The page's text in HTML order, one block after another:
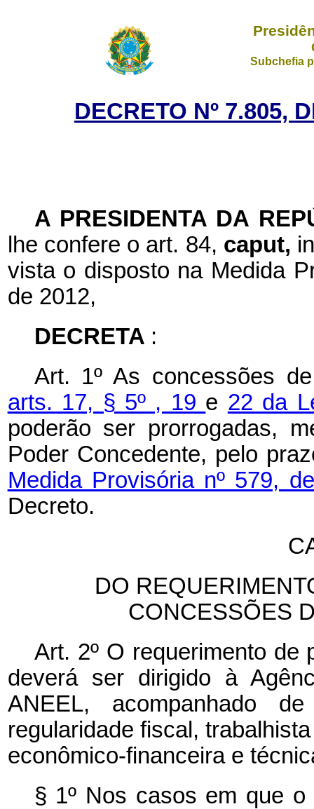
Subchefia
DECRETO Nº 7.805,
A PRESIDENTA DA
lhe confere o art. 84, caput,
vista o disposto na Medida
de 2012,
DECRETA :
Art. 1º As concessões
arts. 17, § 5º , 19 e 22 da
poderão ser prorrogadas,
Poder Concedente, pelo
Medida Provisória nº 579,
Decreto.
DO
CONCESSÕES
Art. 2º O requerimento de
deverá ser dirigido à
ANEEL, acompanhado
regularidade fiscal,
econômico-financeira e
§ 1º Nos casos em que